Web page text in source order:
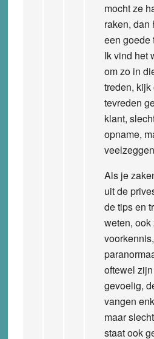
mocht ze
raken, dan
een goede
Ik vind het
om zo in
treden,
tevreden
klant,
opname,
Als je
uit de
de tips en
weten, ook
oftewel
gevoelig,
vangen
maar
staat ook